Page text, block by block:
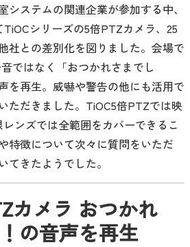
システムの関連企業が参加する中、
シリーズの5倍PTZカメラ、25
社との差別化を図りました。会場で
ではなく「おつかれさまでし
を再生。威嚇や警告の他にも活用で
ただきました。TiOC5倍PTZでは映
ンズでは全範囲をカバーできるこ
特徴について次々に質問をいただ
てきたようでした。
カメラ おつかれ
の音声を再生